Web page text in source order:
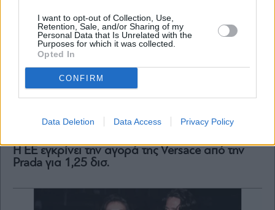
I want to opt-out of Collection, Use,
Retention, Sale, and/or Sharing of my
Personal Data that Is Unrelated with the
Purposes for which it was collected.
Opted In
CONFIRM
Data Deletion Data Access Privacy Policy
Η ΕΕ εγκρίνει την αγορά της Versace από την
Prada για 1,25 δισ.